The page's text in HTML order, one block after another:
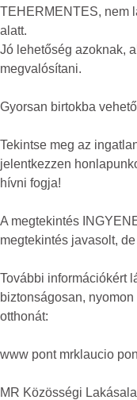
TEHERMENTES, nem
alatt.
Jó lehetőség azoknak,
megvalósítani.
Gyorsan birtokba
Tekintse meg az
jelentkezzen
hívni fogja!
A megtekintés
megtekintés javasolt,
További információkért
biztonságosan,
otthonát:
www pont mrklaucio
MR Közösségi